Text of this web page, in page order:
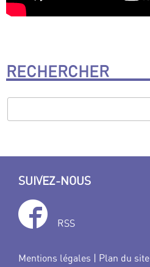
RECHERCHER
SUIVEZ-NOUS
RSS
Mentions légales | Plan du site